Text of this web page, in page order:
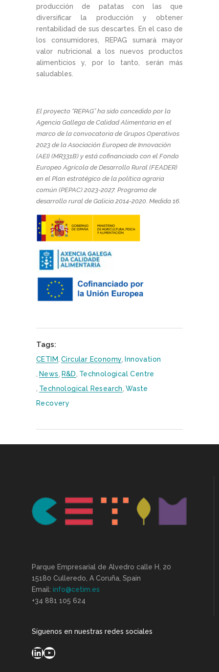
producción de patatas con las que
diversificar la producción y obtener
rentabilidad de sus descartes. En el caso de
los consumidores, REPAG sumará mayor
valor nutricional a los nuevos productos
alimenticios y, por lo tanto, serán más
saludables.
El proyecto “REPAG” ha sido concedido por la
Agencia Gallega de Calidad Alimentaria en el
marco de la convocatoria de Grupos Operativos
2023 de la Asociación Europea de Innovación
(AEI) (MR331B) y está cofinanciado con el Fondo
Europeo Agrícola de Desarrollo Rural (FEADER)
en el Plan estratégico de la política agraria
común (PEPAC) 2023-2027. Programa de
desarrollo rural de Galicia 2014-2020. Medida 16.
Tags:
CETIM Circular Economy
Innovation
News R&D Technological Centre
Technological Research Waste
Recovery
Parque Empresarial de Alvedro calle H, 20
15180 Culleredo, A Coruña, Spain
Email: info@cetim.es
+34 881 105 624
Síguenos en nuestras redes sociales
LinkedIn
YouTube